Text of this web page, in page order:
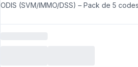
ODIS (SVM/IMMO/DSS) – Pack de 5